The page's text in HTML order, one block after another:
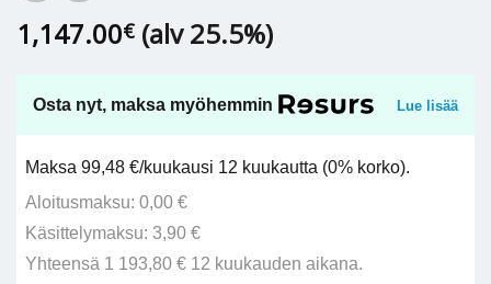
1,147.00€ (alv 25.5%)
Osta nyt, maksa myöhemmin Lue lisää
Maksa 99,48 €/kuukausi 12 kuukautta (0% korko).
Aloitusmaksu: 0,00 €
Käsittelymaksu: 3,90 €
Yhteensä 1 193,80 € 12 kuukauden aikana.